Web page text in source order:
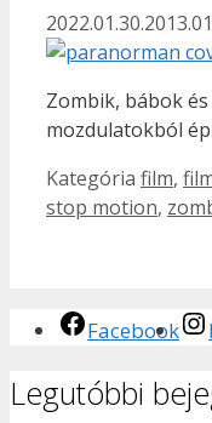
2022.01.30.
Zombik, bábok
mozdulatokból
Kategória film,
stop motion,
Facebook
Legutóbbi